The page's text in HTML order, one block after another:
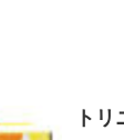
ト